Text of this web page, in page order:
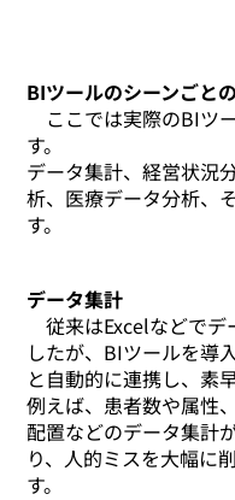
BIツールのシーンごと
ここでは実際のBIツ
す。
データ集計、経営状況
析、医療データ分析、
す。
データ集計
従来はExcelなどでデ
したが、BIツールを導
と自動的に連携し、素
例えば、患者数や属性
配置などのデータ集計
り、人的ミスを大幅に
す。